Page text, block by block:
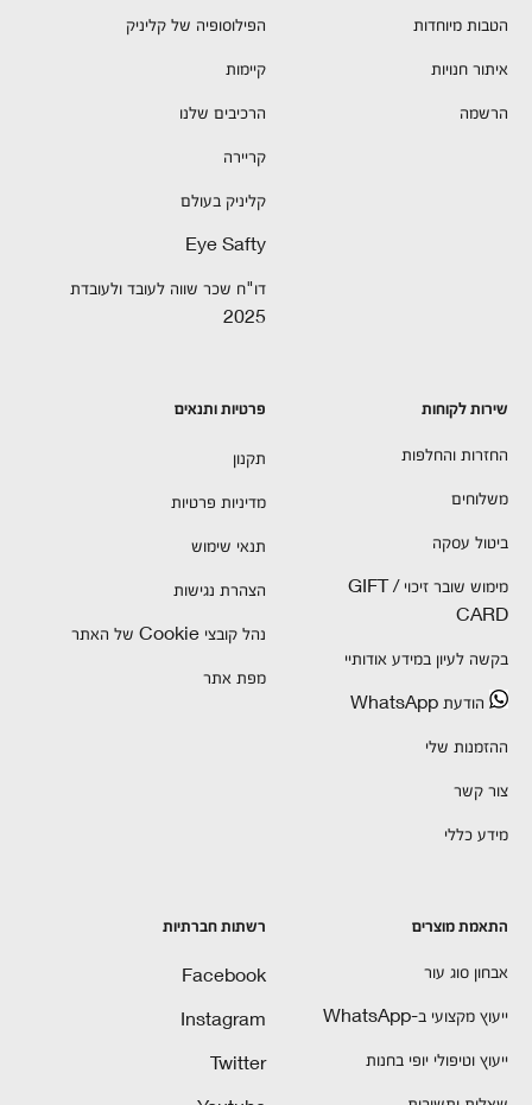
הטבות מיוחדות
איתור חנויות
הרשמה
הפילוסופיה של קליניק
קיימות
הרכיבים שלנו
קריירה
קליניק בעולם
Eye Safty
דו"ח שכר שווה לעובד ולעובדת
2025
שירות לקוחות
החזרות והחלפות
משלוחים
ביטול עסקה
מימוש שובר זיכוי / GIFT
CARD
בקשה לעיון במידע אודותיי
הודעת WhatsApp
ההזמנות שלי
צור קשר
מידע כללי
פרטיות ותנאים
תקנון
מדיניות פרטיות
תנאי שימוש
הצהרת נגישות
נהל קובצי Cookie של האתר
מפת אתר
התאמת מוצרים
אבחון סוג עור
ייעוץ מקצועי ב-WhatsApp
ייעוץ וטיפולי יופי בחנות
רשתות חברתיות
Facebook
Instagram
Twitter